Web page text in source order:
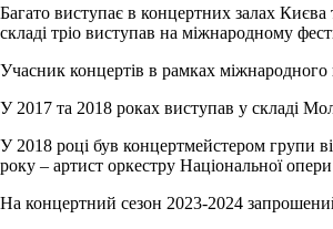
Багато виступає в концертних залах Києва
складі тріо виступав на міжнародному
Учасник концертів в рамках
У 2017 та 2018 роках виступав у складі
У 2018 році був концертмейстером групи
року – артист оркестру Національної
На концертний сезон 2023-2024